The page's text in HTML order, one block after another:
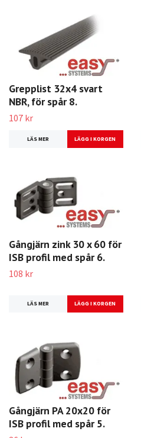
Grepplist 32x4 svart
NBR, för spår 8.
107 kr
LÄS MER
Gångjärn zink 30 x 60 för
ISB profil med spår 6.
108 kr
LÄS MER
Gångjärn PA 20x20 för
ISB profil med spår 5.